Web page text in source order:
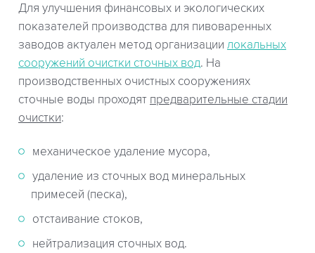
Для улучшения финансовых и экологических
показателей производства для пивоваренных
заводов актуален метод организации локальных
сооружений очистки сточных вод. На
производственных очистных сооружениях
сточные воды проходят предварительные стадии
очистки:
механическое удаление мусора,
удаление из сточных вод минеральных
примесей (песка),
отстаивание стоков,
нейтрализация сточных вод.